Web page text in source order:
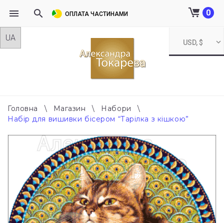
Skip
USD, $
0
ОПЛАТА ЧАСТИНАМИ
Головна \ Магазин \ Набори
\
Набір для вишивки бісером “Тарілка з кішкою”